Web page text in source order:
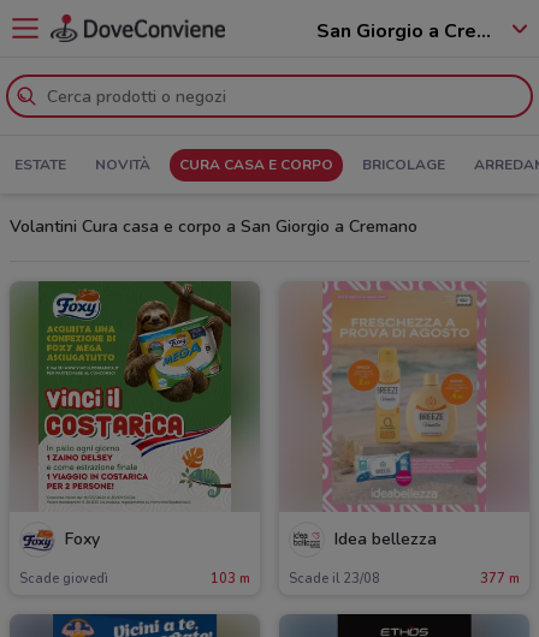
San Giorgio a Cremano - 80046
ESTATE NOVITÀ CURA CASA E CORPO BRICOLAGE
Volantini Cura casa e corpo a San Giorgio a Cremano
Foxy
Scade giovedì 103 m
Idea bellezza
Scade il 23/08 377 m